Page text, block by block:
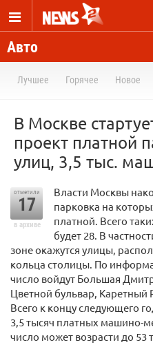
Авто
Лучшее Горячее Новое
В Москве
проект платной
улиц, 3,5 тыс.
отметили
17
в архиве
Власти Москвы
парковка на
платной. Всего
будет 28. В
зоне окажутся улицы,
кольца столицы. По
число войдут Большая
Цветной бульвар,
Всего к концу следующего
3,5 тысяч платных машино-
число может возрасти до 53